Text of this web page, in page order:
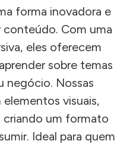
forma inovadora e
Com uma
eles oferecem
sobre temas
negócio. Nossas
visuais,
um formato
Ideal para quem